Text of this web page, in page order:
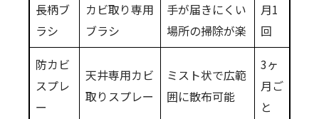
長柄ブ
ラシ
カビ取り専用
ブラシ
手が届きにくい
場所の掃除が楽
月1
回
防カビ
スプレ
ー
天井専用カビ
取りスプレー
ミスト状で広範
囲に散布可能
3ヶ
月ご
と